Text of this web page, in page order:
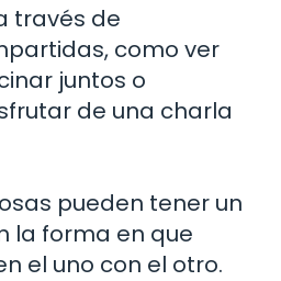
través de
como ver
juntos o
de una charla
pueden tener un
la forma en que
el uno con el otro.